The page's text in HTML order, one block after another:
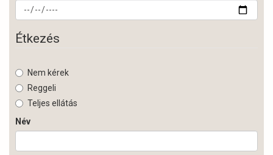
Étkezés
Nem kérek
Reggeli
Teljes ellátás
Név